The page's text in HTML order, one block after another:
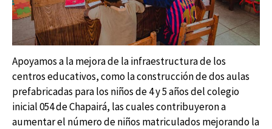
Apoyamos a la mejora de la infraestructura de los
centros educativos, como la construcción de dos aulas
prefabricadas para los niños de 4 y 5 años del colegio
inicial 054 de Chapairá, las cuales contribuyeron a
aumentar el número de niños matriculados mejorando la